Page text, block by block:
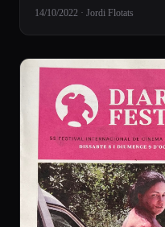
14/10/2022 · Jordi Flotats